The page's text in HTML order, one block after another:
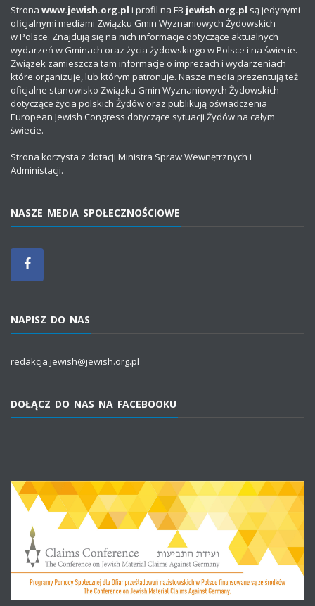
Strona www.jewish.org.pl i profil na FB jewish.org.pl są jedynymi
oficjalnymi mediami Związku Gmin Wyznaniowych Żydowskich
w Polsce. Znajdują się na nich informacje dotyczące aktualnych
wydarzeń w Gminach oraz życia żydowskiego w Polsce i na świecie.
Związek zamieszcza tam informacje o imprezach i wydarzeniach
które organizuje, lub którym patronuje. Nasze media prezentują też
oficjalne stanowisko Związku Gmin Wyznaniowych Żydowskich
dotyczące życia polskich Żydów oraz publikują oświadczenia
European Jewish Congress dotyczące sytuacji Żydów na całym
świecie.
Strona korzysta z dotacji Ministra Spraw Wewnętrznych i
Administacji.
NASZE MEDIA SPOŁECZNOŚCIOWE
NAPISZ DO NAS
redakcja.jewish@jewish.org.pl
DOŁĄCZ DO NAS NA FACEBOOKU